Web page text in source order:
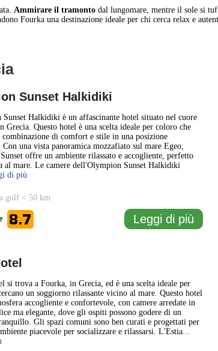
Ammirare il tramonto dal lungomare, mentre il sole si
Fourka una destinazione ideale per chi cerca relax e
Sunset Halkidiki
Halkidiki è un affascinante hotel situato nel cuore
Grecia. Questo hotel è una scelta ideale per coloro che
combinazione di comfort e stile in una posizione
una vista panoramica mozzafiato sul mare Egeo,
offre un ambiente rilassato e accogliente, perfetto
al mare. Le camere dell'Olympion Sunset Halkidiki
di più
golf < 50 km
8.7 Leggi di più
si trova a Fourka, in Grecia, ed è una scelta ideale per
un soggiorno rilassante vicino al mare. Questo hotel
accogliente e confortevole, con camere arredate in
ma elegante, dove gli ospiti possono godere di un
Gli spazi comuni sono ben curati e progettati per
piacevole per socializzare e rilassarsi. L'Estia...